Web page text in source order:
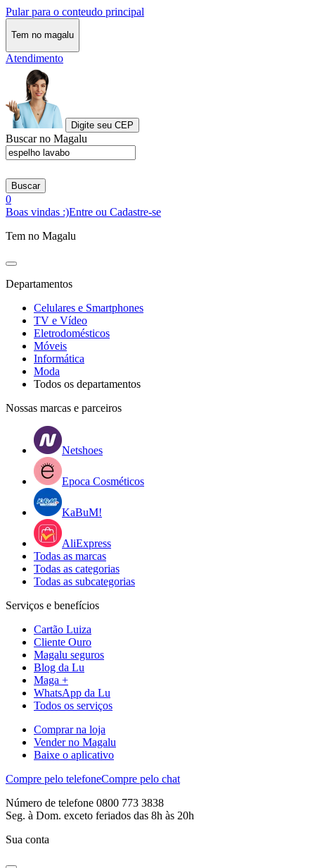
Pular para o conteudo principal
Tem no magalu
Atendimento
Digite seu CEP
Buscar no Magalu
Buscar
0
Boas vindas :)Entre ou Cadastre-se
Tem no Magalu
Departamentos
Celulares e Smartphones
TV e Vídeo
Eletrodomésticos
Móveis
Informática
Moda
Todos os departamentos
Nossas marcas e parceiros
Netshoes
Epoca Cosméticos
KaBuM!
AliExpress
Todas as marcas
Todas as categorias
Todas as subcategorias
Serviços e benefícios
Cartão Luiza
Cliente Ouro
Magalu seguros
Blog da Lu
Maga +
WhatsApp da Lu
Todos os serviços
Comprar na loja
Vender no Magalu
Baixe o aplicativo
Compre pelo telefoneCompre pelo chat
Número de telefone 0800 773 3838
Seg. à Dom. exceto feriados das 8h às 20h
Sua conta